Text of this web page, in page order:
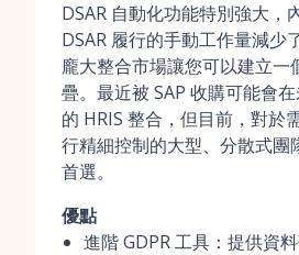
DSAR 自動化功能特別強大，
DSAR 履行的手動工作量減少
龐大整合市場讓您可以建立一
疊。最近被 SAP 收購可能會
的 HRIS 整合，但目前，對於
行精細控制的大型、分散式團
首選。
優點
進階 GDPR 工具：提供資